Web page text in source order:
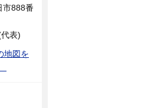
市888番
表)
地図を